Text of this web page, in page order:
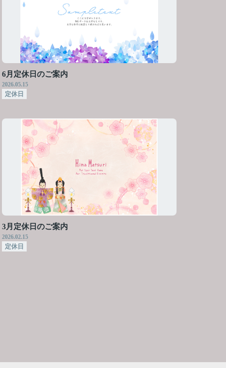
6月定休日のご案内
2026.05.15
定休日
3月定休日のご案内
2026.02.15
定休日